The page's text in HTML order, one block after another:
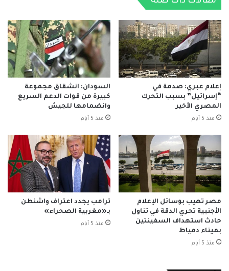
إعلام عبري: صدمة في
“إسرائيل” بسبب التحرك
المصري الأخير
منذ 5 أيام
السودان: انشقاق مجموعة
كبيرة من قوات الدعم السريع
وانضمامها للجيش
منذ 5 أيام
مصر تهيب بوسائل الإعلام
الأجنبية تحري الدقة في تناول
حادث استهداف السفينتين
بميناء دمياط
منذ 5 أيام
ترامب يجدد اعتراف واشنطن
بـ«مغربية الصحراء»
منذ 5 أيام